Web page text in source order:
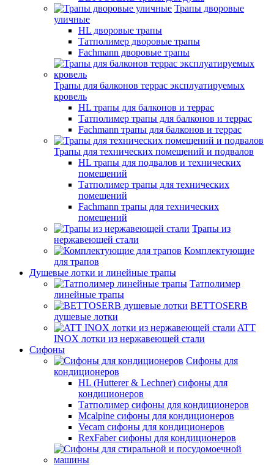
Трапы дворовые
уличные
HL дворовые трапы
Татполимер дворовые трапы
Fachmann дворовые трапы
Трапы для балконов террас эксплуатируемых
кровель
HL трапы для балконов и террас
Татполимер трапы для балконов и террас
Fachmann трапы для балконов и террас
Трапы для технических помещений и подвалов
HL трапы для подвалов и технических
помещений
Татполимер трапы для технических
помещений
Fachmann трапы для технических
помещений
Трапы из
нержавеющей стали
Комплектующие
для трапов
Душевые лотки и линейные трапы
Татполимер
линейные трапы
BETTOSERB
душевые лотки
ATT
INOX лотки из нержавеющей стали
Сифоны
Сифоны для
кондиционеров
HL (Hutterer & Lechner) сифоны для
кондиционеров
Татполимер сифоны для кондиционеров
Mcalpine сифоны для кондиционеров
Vecam сифоны для кондиционеров
RexFaber сифоны для кондиционеров